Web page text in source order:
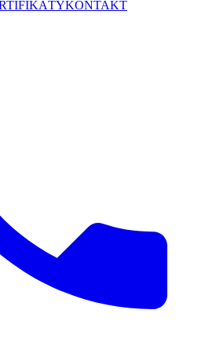
KONTAKT